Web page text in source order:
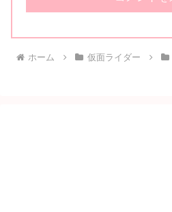
ホーム 仮面ライダー